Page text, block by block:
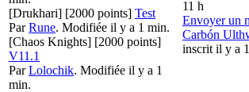
[Drukhari] [2000 points] Test
ParRune. Modifiée il y a 1 min.
[Chaos Knights] [2000 points]
V11.1
ParLolochik. Modifiée il y a 1
min.
11 h
Envoyer un
Carbón
inscrit il y a